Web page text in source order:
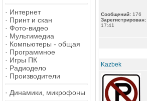
· Интернет
· Принт и скан
· Фото-видео
· Мультимедиа
· Компьютеры - общая
· Программное
· Игры ПК
· Радиодело
· Производители
· Динамики, микрофоны
Сообщений: 176
Зарегистрирован:
17:41
Kazbek